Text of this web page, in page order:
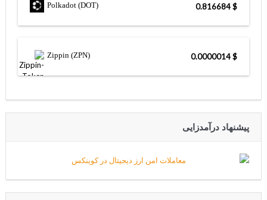
Polkadot (DOT) $ 0.816684
Zippin (ZPN) $ 0.0000014
پیشنهاد درآمدزایی